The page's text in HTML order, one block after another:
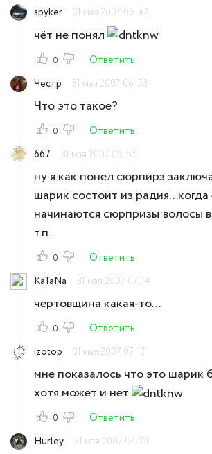
spyker
31 мая 2007 06:42
чёт не понял
0
Ответить
Честр
31 мая 2007 06:53
Что это такое?
0
Ответить
667
31 мая 2007 06:55
ну я как понел сюрпирз
шарик состоит из
начинаются сюрпризы:волосы
т.п.
0
Ответить
KaTaNa
31 мая 2007 07:14
чертовщина какая-то...
0
Ответить
izotop
31 мая 2007 07:17
мне показалось что это шарик
хотя может и нет
0
Ответить
Hurley
31 мая 2007 07:24